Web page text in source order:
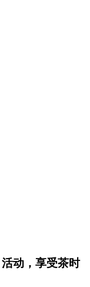
动，享受茶时